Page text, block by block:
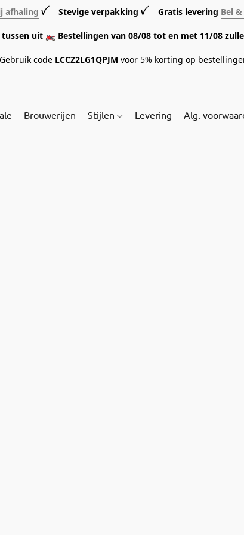
afhaling ꪜ Stevige verpakking ꪜ Gratis levering Bel
uit 🏍️ Bestellingen van 08/08 tot en met 11/08
code LCCZ2LG1QPJM voor 5% korting op
Brouwerijen Stijlen Levering Alg.